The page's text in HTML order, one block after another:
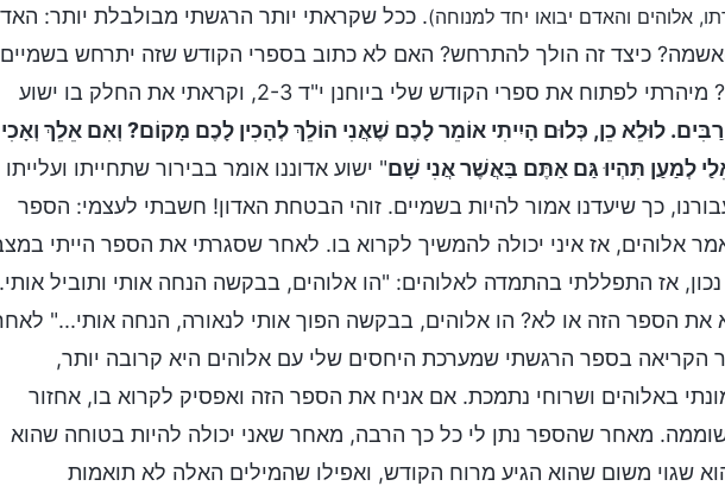
אלוהים והאדם יבואו יחד למנוחה). ככל שקראתי יותר הרגשתי מבולבלת יותר:
האשמה? כיצד זה הולך להתרחש? האם לא כתוב בספרי הקודש שזה יתרחש
איך זה יכול להיות על פני האדמה? מיהרתי לפתוח את ספרי הקודש שלי ביוחנן י"ד 2-3, וקראתי את החלק בו ישוע
לוּלֵא כֵן, כְּלוּם הָיִיתִי אוֹמֵר לָכֶם שֶׁאֲנִי הוֹלֵךְ לְהָכִין לָכֶם מָקוֹם? וְאִם אֵלֵךְ
לְמַעַן תִּהְיוּ גַּם אַתֶּם בַּאֲשֶׁר אֲנִי שָׁם" ישוע אדוננו אומר בבירור שתחייתו ועלייתו
כך שיעדנו אמור להיות בשמיים. זוהי הבטחת האדון! חשבתי לעצמי: הספר
אלוהים, אז איני יכולה להמשיך לקרוא בו. לאחר שסגרתי את הספר הייתי
אז התפללתי בהתמדה לאלוהים: "הו אלוהים, בבקשה הנחה אותי ותוביל אותי.
את הספר הזה או לא? הו אלוהים, בבקשה הפוך אותי לנאורה, הנחה אותי..."
בספר הרגשתי שמערכת היחסים שלי עם אלוהים היא קרובה יותר,
באלוהים ושרוחי נתמכת. אם אניח את הספר הזה ואפסיק לקרוא בו, אחזור
מאחר שהספר נתן לי כל כך הרבה, מאחר שאני יכולה להיות בטוחה שהוא
שגוי משום שהוא הגיע מרוח הקודש, ואפילו שהמילים האלה לא תואמות